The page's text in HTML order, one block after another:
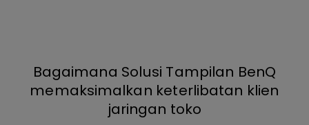
Bagaimana Solusi Tampilan BenQ
memaksimalkan keterlibatan klien
jaringan toko